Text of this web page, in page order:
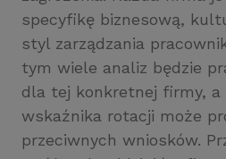
specyfikę biznesową,
styl zarządzania
tym wiele analiz będzie
dla tej konkretnej firmy, a
wskaźnika rotacji może
przeciwnych wniosków.